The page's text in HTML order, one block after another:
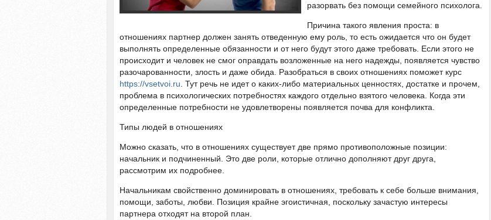
разорвать без помощи семейного психолога.
Причина такого явления проста: в
отношениях партнер должен занять отведенную ему роль, то есть ожидается что он будет
выполнять определенные обязанности и от него будут этого даже требовать. Если этого не
происходит и человек не смог оправдать возложенные на него надежды, появляется чувство
разочарованности, злость и даже обида. Разобраться в своих отношениях поможет курс
https://vsetvoi.ru . Тут речь не идет о каких-либо материальных ценностях, достатке и прочем,
проблема в психологических потребностях каждого отдельно взятого человека. Когда эти
определенные потребности не удовлетворены появляется почва для конфликта.
Типы людей в отношениях
Можно сказать, что в отношениях существует две прямо противоположные позиции:
начальник и подчиненный. Это две роли, которые отлично дополняют друг друга,
рассмотрим их подробнее.
Начальникам свойственно доминировать в отношениях, требовать к себе больше внимания,
помощи, заботы, любви. Позиция крайне эгоистичная, поскольку зачастую интересы
партнера отходят на второй план.